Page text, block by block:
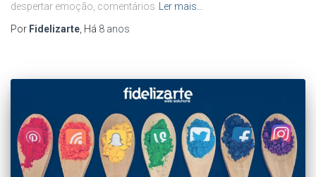
despertar emoção, comentários Ler mais…
Por Fidelizarte, Há 8 anos